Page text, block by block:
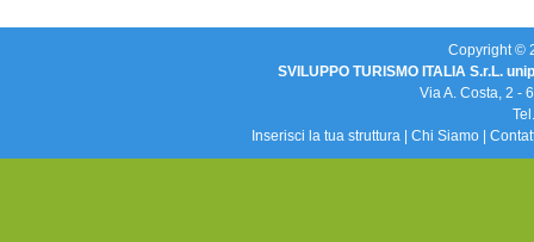
Copyright ©
SVILUPPO TURISMO ITALIA S.r.L.
Via A. Costa, 2 -
Inserisci la tua struttura
Chi Siamo